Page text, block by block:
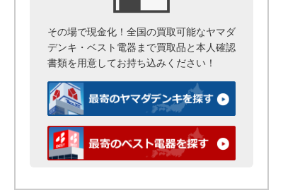
その場で現金化！全国の買取可能なヤマダ
デンキ・ベスト電器まで買取品と本人確認
書類を用意してお持ち込みください！